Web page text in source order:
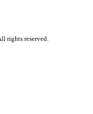
rights reserved.